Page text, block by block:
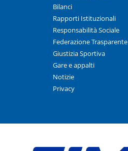
Bilanci
Rapporti Istituzionali
Responsabilità Sociale
Federazione Trasparente
Giustizia Sportiva
Gare e appalti
Notizie
Privacy